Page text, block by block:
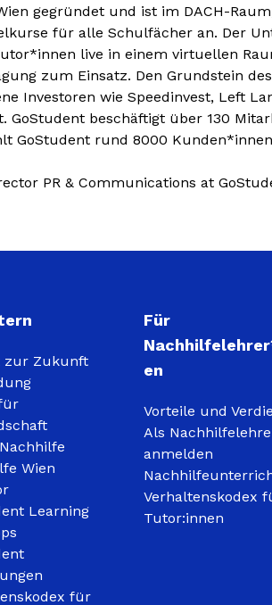
gegründet und ist im DACH-
für alle Schulfächer an. Der
live in einem virtuellen
zum Einsatz. Den Grundstein
Investoren wie Speedinvest, Left
beschäftigt über 130
GoStudent rund 8000
PR & Communications at
zur Zukunft
Wien
Learning
für
Für
en
Vorteile und
Als
anmelden
Verhaltenskodex
Tutor:innen